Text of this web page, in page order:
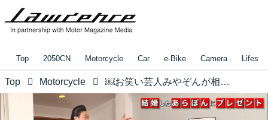
Top 2050CN Motorcycle Car e-Bike Camera
Top Motorcycle ￼お笑い芸人みやぞんが相方の入籍祝いにYAMAHAトリシティ155を贈る！ANZEN漫才 あらぽん、結婚おめでとう！